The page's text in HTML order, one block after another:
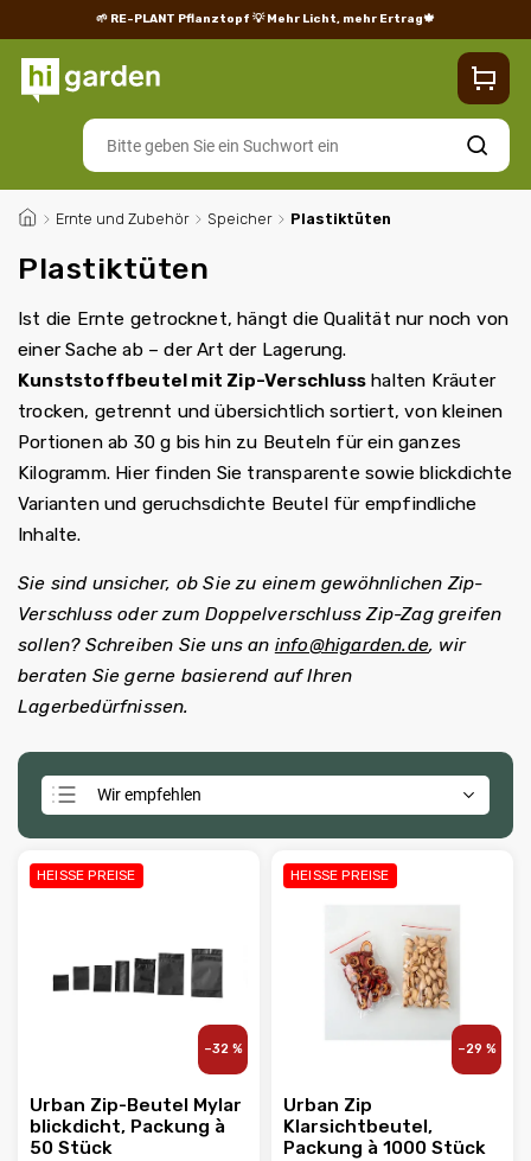
🌱 RE-PLANT Pflanztopf 💡 Mehr Licht, mehr Ertrag🍁
Suchen
/ Ernte und Zubehör / Speicher / Plastiktüten
Plastiktüten
Ist die Ernte getrocknet, hängt die Qualität nur noch von
einer Sache ab – der Art der Lagerung.
Kunststoffbeutel mit Zip-Verschluss halten Kräuter
trocken, getrennt und übersichtlich sortiert, von kleinen
Portionen ab 30 g bis hin zu Beuteln für ein ganzes
Kilogramm. Hier finden Sie transparente sowie blickdichte
Varianten und geruchsdichte Beutel für empfindliche
Inhalte.
Sie sind unsicher, ob Sie zu einem gewöhnlichen Zip-
Verschluss oder zum Doppelverschluss Zip-Zag greifen
sollen? Schreiben Sie uns an info@higarden.de, wir
beraten Sie gerne basierend auf Ihren
Lagerbedürfnissen.
Wir empfehlen
Günstigste
Teuerste
Alphabetisch
HEISSE PREISE
–32 %
Urban Zip-Beutel Mylar
blickdicht, Packung à
50 Stück
HEISSE PREISE
–29 %
Urban Zip
Klarsichtbeutel,
Packung à 1000 Stück